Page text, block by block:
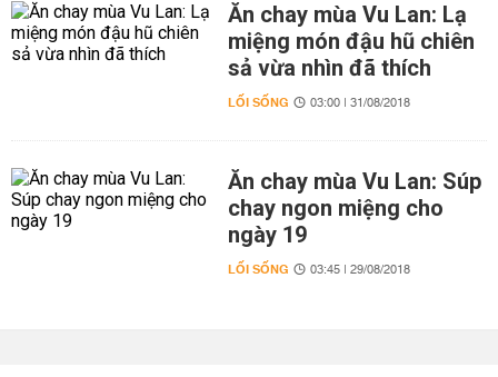
Ăn chay mùa Vu Lan: Lạ
miệng món đậu hũ chiên
sả vừa nhìn đã thích
LỐI SỐNG 03:00 | 31/08/2018
Ăn chay mùa Vu Lan: Súp
chay ngon miệng cho
ngày 19
LỐI SỐNG 03:45 | 29/08/2018